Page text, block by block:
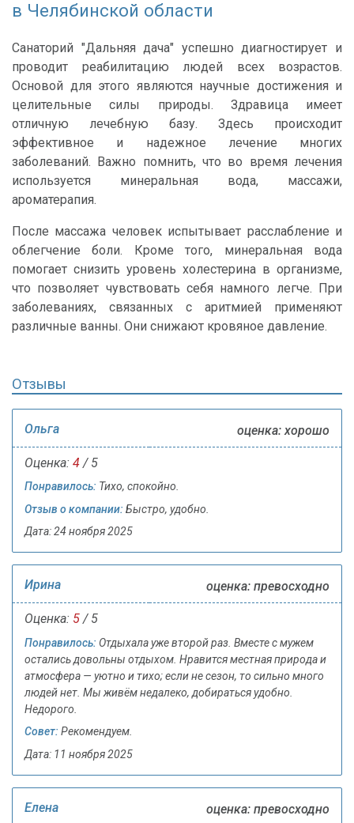
в Челябинской области
Санаторий "Дальняя дача" успешно диагностирует и
проводит реабилитацию людей всех возрастов.
Основой для этого являются научные достижения и
целительные силы природы. Здравица имеет
отличную лечебную базу. Здесь происходит
эффективное и надежное лечение многих
заболеваний. Важно помнить, что во время лечения
используется минеральная вода, массажи,
ароматерапия.
После массажа человек испытывает расслабление и
облегчение боли. Кроме того, минеральная вода
помогает снизить уровень холестерина в организме,
что позволяет чувствовать себя намного легче. При
заболеваниях, связанных с аритмией применяют
различные ванны. Они снижают кровяное давление.
Отзывы
Ольга оценка: хорошо
Оценка: 4 / 5
Понравилось: Тихо, спокойно.
Отзыв о компании: Быстро, удобно.
Дата: 24 ноября 2025
Ирина оценка: превосходно
Оценка: 5 / 5
Понравилось: Отдыхала уже второй раз. Вместе с мужем
остались довольны отдыхом. Нравится местная природа и
атмосфера — уютно и тихо; если не сезон, то сильно много
людей нет. Мы живём недалеко, добираться удобно.
Недорого.
Совет: Рекомендуем.
Дата: 11 ноября 2025
Елена оценка: превосходно